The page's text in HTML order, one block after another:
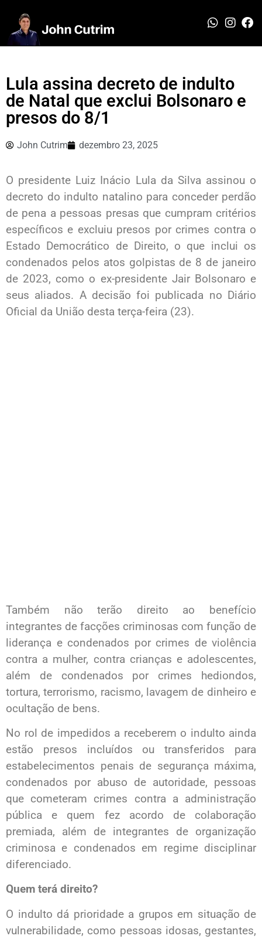
Lula assina decreto de indulto
de Natal que exclui Bolsonaro e
presos do 8/1
John Cutrim dezembro 23, 2025
O presidente Luiz Inácio Lula da Silva assinou o
decreto do indulto natalino para conceder perdão
de pena a pessoas presas que cumpram critérios
específicos e excluiu presos por crimes contra o
Estado Democrático de Direito, o que inclui os
condenados pelos atos golpistas de 8 de janeiro
de 2023, como o ex-presidente Jair Bolsonaro e
seus aliados. A decisão foi publicada no Diário
Oficial da União desta terça-feira (23).
Também não terão direito ao benefício
integrantes de facções criminosas com função de
liderança e condenados por crimes de violência
contra a mulher, contra crianças e adolescentes,
além de condenados por crimes hediondos,
tortura, terrorismo, racismo, lavagem de dinheiro e
ocultação de bens.
No rol de impedidos a receberem o indulto ainda
estão presos incluídos ou transferidos para
estabelecimentos penais de segurança máxima,
condenados por abuso de autoridade, pessoas
que cometeram crimes contra a administração
pública e quem fez acordo de colaboração
premiada, além de integrantes de organização
criminosa e condenados em regime disciplinar
diferenciado.
Quem terá direito?
O indulto dá prioridade a grupos em situação de
vulnerabilidade, como pessoas idosas, gestantes,